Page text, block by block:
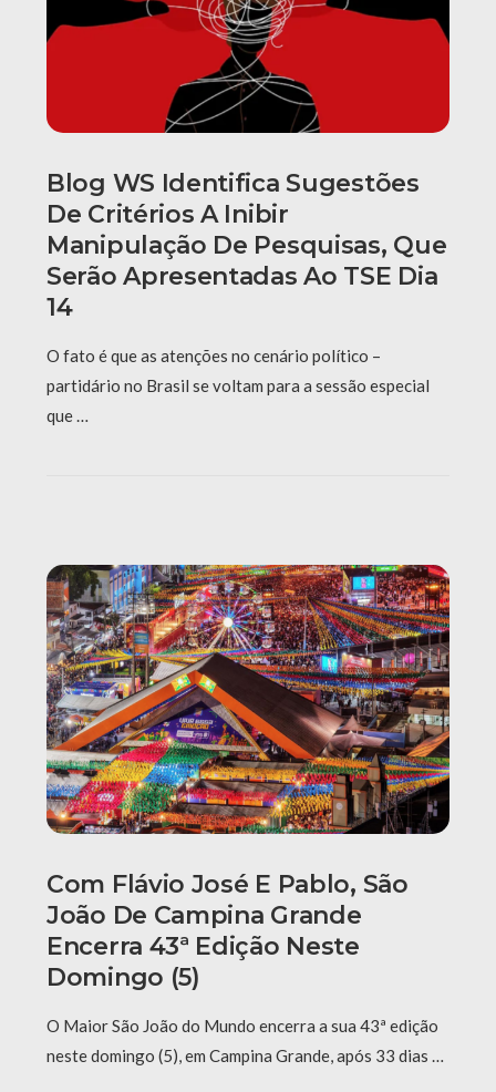
Blog WS Identifica Sugestões
De Critérios A Inibir
Manipulação De Pesquisas, Que
Serão Apresentadas Ao TSE Dia
14
O fato é que as atenções no cenário político –
partidário no Brasil se voltam para a sessão especial
que …
Com Flávio José E Pablo, São
João De Campina Grande
Encerra 43ª Edição Neste
Domingo (5)
O Maior São João do Mundo encerra a sua 43ª edição
neste domingo (5), em Campina Grande, após 33 dias …